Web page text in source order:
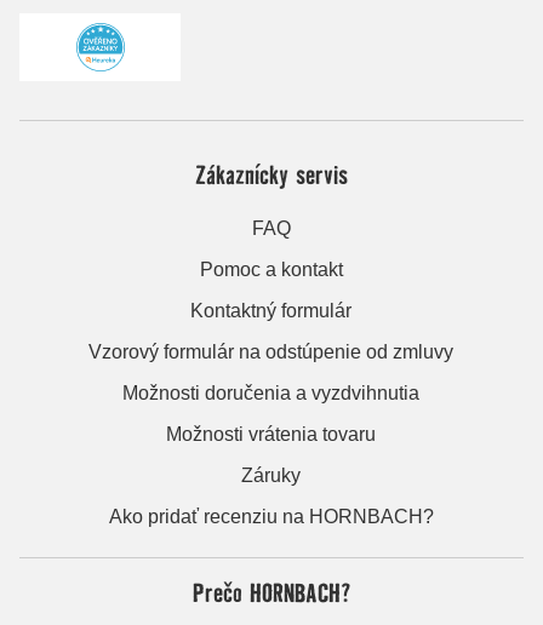
Zákaznícky servis
FAQ
Pomoc a kontakt
Kontaktný formulár
Vzorový formulár na odstúpenie od zmluvy
Možnosti doručenia a vyzdvihnutia
Možnosti vrátenia tovaru
Záruky
Ako pridať recenziu na HORNBACH?
Prečo HORNBACH?